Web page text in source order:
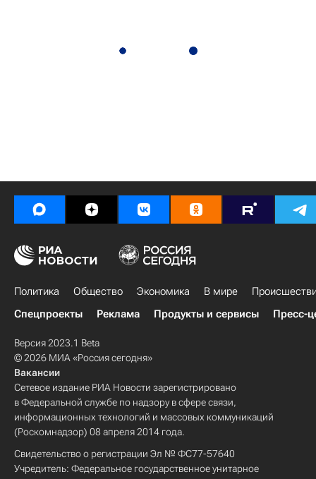
Политика Общество Экономика В мире
Спецпроекты
Реклама Продукты и сервисы Пресс-
Версия 2023.1 Beta
© 2026 МИА «Россия сегодня»
Вакансии
Сетевое издание РИА Новости зарегистрировано
в Федеральной службе по надзору в сфере связи,
информационных технологий и массовых коммуникаций
(Роскомнадзор) 08 апреля 2014 года.
Свидетельство о регистрации Эл № ФС77-57640
Учредитель: Федеральное государственное унитарное